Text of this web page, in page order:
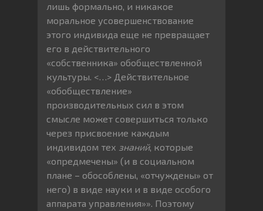
лишь формально, и никакое
моральное усовершенствование
этого индивида еще не превращает
его в действительного
«собственника» обобществленной
культуры. <…> Действительное
«обобществление»
производительных сил в этом
смысле может совершиться только
через присвоение каждым
индивидом тех знаний, которые
«опредмечены» (и в социальном
плане – обособлены, «отчуждены» от
него) в виде науки и в виде особого
аппарата управления»». Поэтому